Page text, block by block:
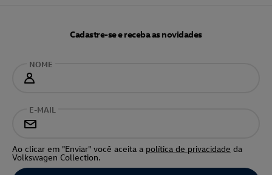
Cadastre-se e receba as novidades
NOME
E-MAIL
Ao clicar em "Enviar" você aceita a política de privacidade da
Volkswagen Collection.